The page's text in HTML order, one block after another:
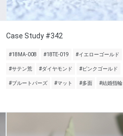
Case Study #342
#18MA-008 #18TE-019 #イエローゴールド
#サテン荒 #ダイヤモンド #ピンクゴールド
#ブルートパーズ #マット #多面 #結婚指輪